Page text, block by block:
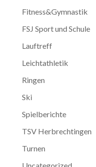
Fitness&Gymnastik
FSJ Sport und Schule
Lauftreff
Leichtathletik
Ringen
Ski
Spielberichte
TSV Herbrechtingen
Turnen